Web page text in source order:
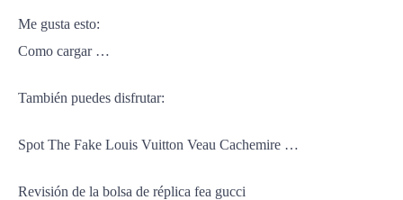
Me gusta esto:
Como cargar …
También puedes disfrutar:
Spot The Fake Louis Vuitton Veau Cachemire …
Revisión de la bolsa de réplica fea gucci